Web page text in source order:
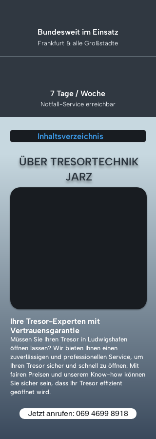
Bundesweit im Einsatz
Frankfurt & alle Großstädte
7 Tage / Woche
Notfall-Service erreichbar
Inhaltsverzeichnis
ÜBER TRESORTECHNIK
JARZ
Ihre Tresor-Experten mit
Vertrauensgarantie
Müssen Sie Ihren Tresor in Ludwigshafen
öffnen lassen? Wir bieten Ihnen einen
zuverlässigen und professionellen Service, um
Ihren Tresor sicher und schnell zu öffnen. Mit
fairen Preisen und unserem Know-how können
Sie sicher sein, dass Ihr Tresor effizient
geöffnet wird.
Jetzt anrufen: 069 4699 8918